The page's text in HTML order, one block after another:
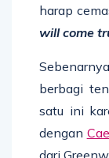
harap
will come
berbagi
satu ini
dengan
dari